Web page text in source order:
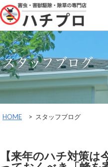
スタッフブログ
HOME > スタッフブログ
【来年のハチ対策